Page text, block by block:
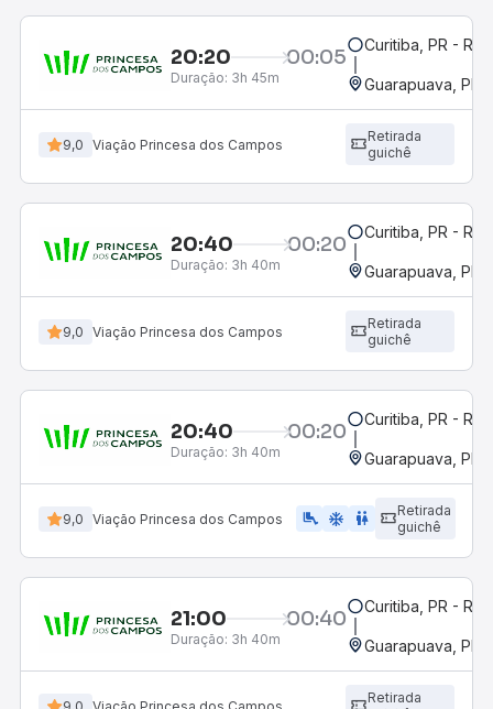
20:20 00:05
Duração: 3h 45m
Curitiba, PR -
Guarapuava, PR
9,0 Viação Princesa dos Campos
Retirada
guichê
20:40 00:20
Duração: 3h 40m
Curitiba, PR -
Guarapuava, PR
9,0 Viação Princesa dos Campos
Retirada
guichê
20:40 00:20
Duração: 3h 40m
Curitiba, PR -
Guarapuava, PR
9,0 Viação Princesa dos Campos airline_seat_legroom_extra ac_unit wc
Retirada
guichê
21:00 00:40
Duração: 3h 40m
Curitiba, PR -
Guarapuava, PR
9,0 Viação Princesa dos Campos
Retirada